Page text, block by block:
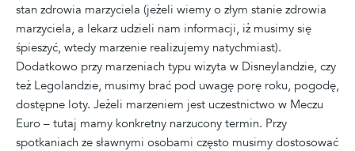
stan zdrowia marzyciela (jeżeli wiemy o złym stanie zdrowia
marzyciela, a lekarz udzieli nam informacji, iż musimy się
śpieszyć, wtedy marzenie realizujemy natychmiast).
Dodatkowo przy marzeniach typu wizyta w Disneylandzie, czy
też Legolandzie, musimy brać pod uwagę porę roku, pogodę,
dostępne loty. Jeżeli marzeniem jest uczestnictwo w Meczu
Euro – tutaj mamy konkretny narzucony termin. Przy
spotkaniach ze sławnymi osobami często musimy dostosować